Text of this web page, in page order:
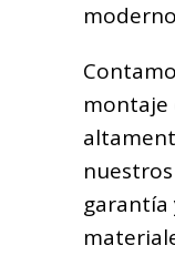
montaje
garantía